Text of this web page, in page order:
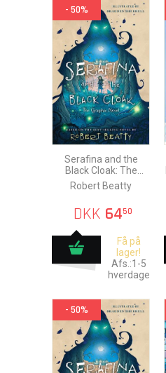
- 50%
Serafina and the
Black Cloak: The
Graphic Novel
Robert Beatty
DKK 6450
Få på
lager!
Afs.:1-5
hverdage
- 50%